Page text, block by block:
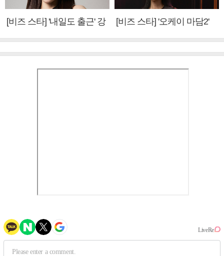
[비즈 스타] '내일도 출근' 강
[비즈 스타] '오케이 마담2'